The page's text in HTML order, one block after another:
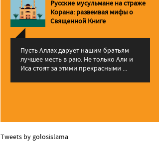
Русские мусульмане на страже
Корана: pазвеивая мифы о
Священной Книге
Пусть Аллах дарует нашим братьям
лучшее месть в раю. Не только Али и
Иса стоят за этими прекрасными ...
Tweets by golosislama